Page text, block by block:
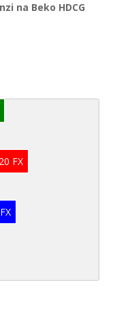
na Beko HDCG
FX